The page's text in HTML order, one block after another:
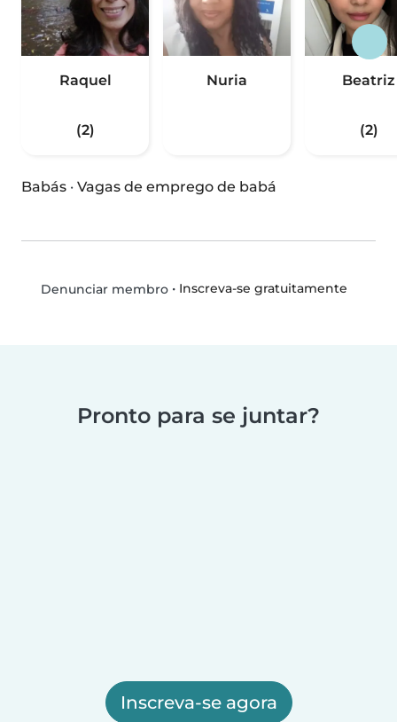
Raquel
(2)
Nuria Beatriz
(2)
Babás · Vagas de emprego de babá
Denunciar membro• Inscreva-se gratuitamente
Pronto para se juntar?
Inscreva-se agora